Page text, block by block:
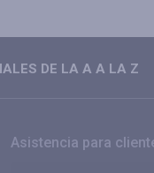
DE LA A A LA Z
Asistencia para